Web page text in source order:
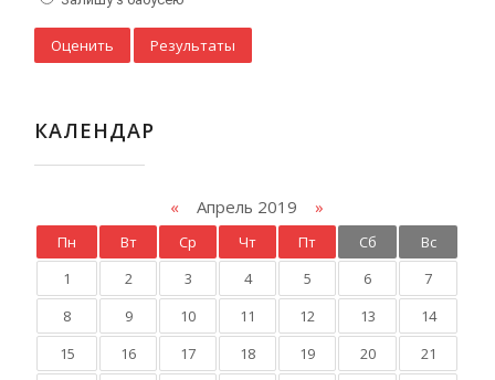
КАЛЕНДАР
« Апрель 2019 »
Пн Вт Ср Чт Пт Сб
Вс
1
2 3 4 5 6
7
8
9 10 11 12 13
14
15
16 17 18 19 20
21